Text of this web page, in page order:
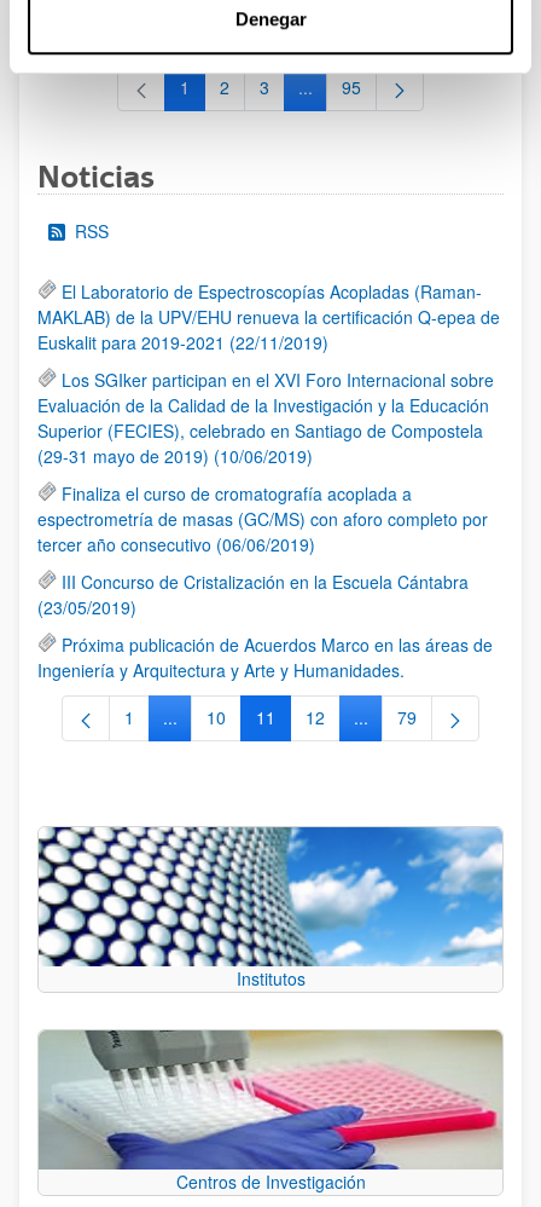
Denegar
al 30/07/2026 (ambos incluídos)
Página
1 Página
2 Página
3 ...Páginas intermedias Use TAB
Página
95
Noticias
RSS
El Laboratorio de Espectroscopías Acopladas (Raman-
MAKLAB) de la UPV/EHU renueva la certificación Q-epea de
Euskalit para 2019-2021 (22/11/2019)
Los SGIker participan en el XVI Foro Internacional sobre
Evaluación de la Calidad de la Investigación y la Educación
Superior (FECIES), celebrado en Santiago de Compostela
(29-31 mayo de 2019) (10/06/2019)
Finaliza el curso de cromatografía acoplada a
espectrometría de masas (GC/MS) con aforo completo por
tercer año consecutivo (06/06/2019)
III Concurso de Cristalización en la Escuela Cántabra
(23/05/2019)
Próxima publicación de Acuerdos Marco en las áreas de
Ingeniería y Arquitectura y Arte y Humanidades.
Página
1 ...Páginas intermedias Use TAB para desplazarse.
Página
10 Página
11 Página
12 ...Páginas intermedias
Página
79
Institutos
Centros de Investigación